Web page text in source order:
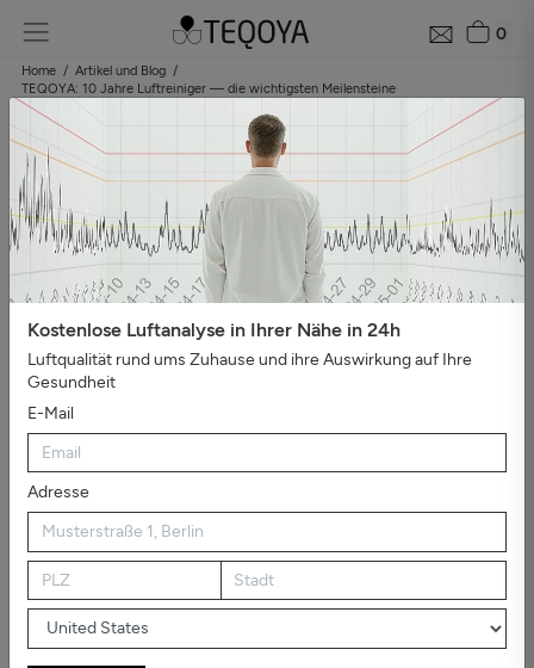
0
Home
Artikel und Blog
TEQOYA: 10 Jahre Luftreiniger — die wichtigsten Meilensteine
10 Jahre in wenigen Augenblicken
Veröffentlicht am 6 Januar 2025
Foto Laurent Sacco ©
TEQOYA wird 10 Jahre alt. Wir haben unsere Archive und
Erinnerungen durchforstet, alles ausgebreitet und ein paar
Kostenlose Luftanalyse in Ihrer Nähe in 24h
Luftqualität rund ums Zuhause und ihre Auswirkung auf Ihre
Gesundheit
E-Mail
Adresse